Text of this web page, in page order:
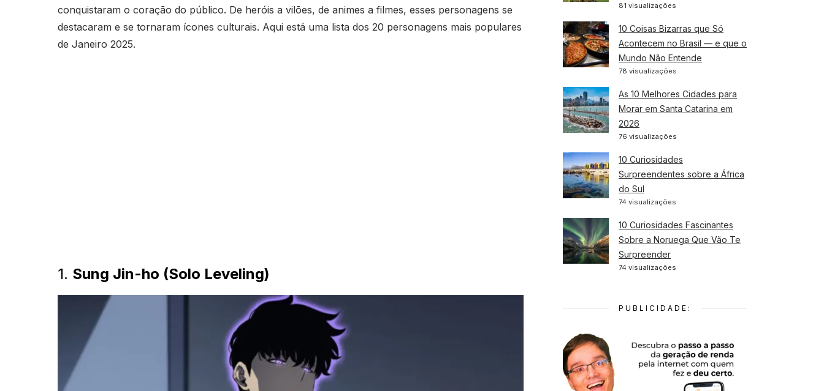
conquistaram o coração do público. De heróis a vilões, de animes a filmes, esses personagens se
destacaram e se tornaram ícones culturais. Aqui está uma lista dos 20 personagens mais populares
de Janeiro 2025.
1. Sung Jin-ho (Solo Leveling)
81 visualizações
10 Coisas Bizarras que Só
Acontecem no Brasil — e que o
Mundo Não Entende
78 visualizações
As 10 Melhores Cidades para
Morar em Santa Catarina em
2026
76 visualizações
10 Curiosidades
Surpreendentes sobre a África
do Sul
74 visualizações
10 Curiosidades Fascinantes
Sobre a Noruega Que Vão Te
Surpreender
74 visualizações
PUBLICIDADE: